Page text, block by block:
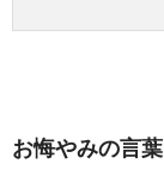
お悔やみの言